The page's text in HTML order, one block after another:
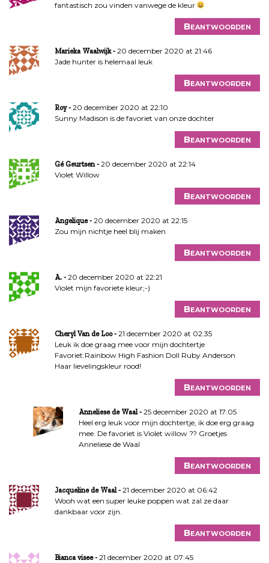
fantastisch zou vinden vanwege de kleur
Beantwoorden
Marieka Waalwijk
20 december 2020 at 21:46
Jade hunter is helemaal leuk
Beantwoorden
Roy
20 december 2020 at 22:10
Sunny Madison is de favoriet van onze dochter
Beantwoorden
Gé Geurtsen
20 december 2020 at 22:14
Violet Willow
Beantwoorden
Angelique
20 december 2020 at 22:15
Zou mijn nichtje heel blij maken
Beantwoorden
A.
20 december 2020 at 22:21
Violet mijn favoriete kleur;-)
Beantwoorden
Cheryl Van de Loo
21 december 2020 at 02:35
Leuk ik doe graag mee voor mijn dochtertje
Favoriet:Rainbow High Fashion Doll Ruby Anderson
Haar lievelingskleur rood!
Beantwoorden
Anneliese de Waal
25 december 2020 at 17:05
Heel erg leuk voor mijn dochtertje, ik doe erg graag
mee. De favoriet is Violet willow ?? Groetjes
Anneliese de Waal
Beantwoorden
Jacqueline de Waal
21 december 2020 at 06:42
Wooh wat een super leuke poppen wat zal ze daar
dankbaar voor zijn.
Beantwoorden
Bianca visee
21 december 2020 at 07:45